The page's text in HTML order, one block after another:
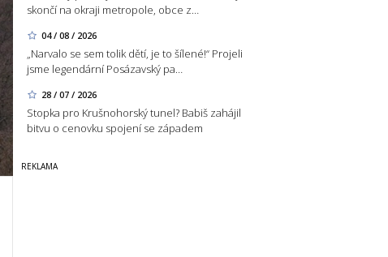
skončí na okraji metropole, obce z…
04 / 08 / 2026
„Narvalo se sem tolik dětí, je to šílené!“ Projeli
jsme legendární Posázavský pa…
28 / 07 / 2026
Stopka pro Krušnohorský tunel? Babiš zahájil
bitvu o cenovku spojení se západem